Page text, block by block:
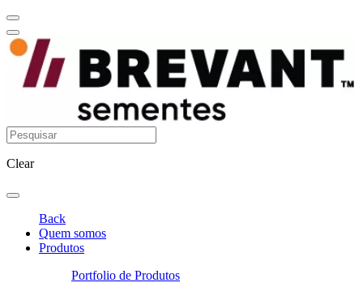
Clear
Back
Quem somos
Produtos
Portfolio de Produtos